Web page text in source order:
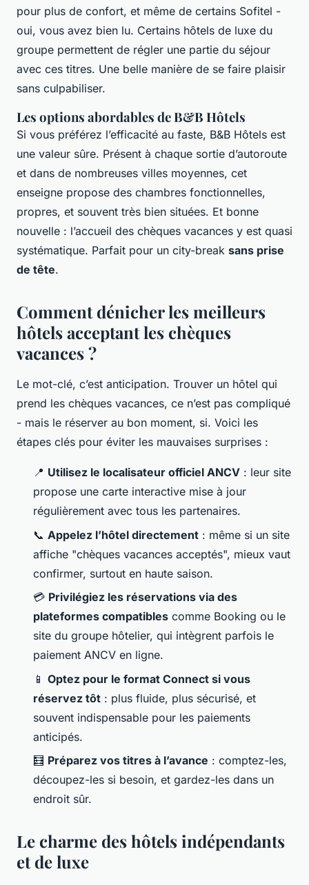
pour plus de confort, et même de certains Sofitel -
oui, vous avez bien lu. Certains hôtels de luxe du
groupe permettent de régler une partie du séjour
avec ces titres. Une belle manière de se faire plaisir
sans culpabiliser.
Les options abordables de B&B Hôtels
Si vous préférez l’efficacité au faste, B&B Hôtels est
une valeur sûre. Présent à chaque sortie d’autoroute
et dans de nombreuses villes moyennes, cet
enseigne propose des chambres fonctionnelles,
propres, et souvent très bien situées. Et bonne
nouvelle : l’accueil des chèques vacances y est quasi
systématique. Parfait pour un city-break sans prise
de tête.
Comment dénicher les meilleurs
hôtels acceptant les chèques
vacances ?
Le mot-clé, c’est anticipation. Trouver un hôtel qui
prend les chèques vacances, ce n’est pas compliqué
- mais le réserver au bon moment, si. Voici les
étapes clés pour éviter les mauvaises surprises :
📍 Utilisez le localisateur officiel ANCV : leur site
propose une carte interactive mise à jour
régulièrement avec tous les partenaires.
📞 Appelez l’hôtel directement : même si un site
affiche "chèques vacances acceptés", mieux vaut
confirmer, surtout en haute saison.
💳 Privilégiez les réservations via des
plateformes compatibles comme Booking ou le
site du groupe hôtelier, qui intègrent parfois le
paiement ANCV en ligne.
📱 Optez pour le format Connect si vous
réservez tôt : plus fluide, plus sécurisé, et
souvent indispensable pour les paiements
anticipés.
🧮 Préparez vos titres à l’avance : comptez-les,
découpez-les si besoin, et gardez-les dans un
endroit sûr.
Le charme des hôtels indépendants
et de luxe